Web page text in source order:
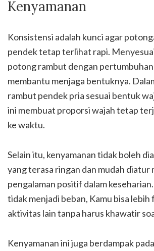
Kenyamanan
Konsistensi adalah kunci agar
pendek tetap terlihat rapi.
potong rambut dengan pertumbuhan
membantu menjaga bentuknya.
rambut pendek pria sesuai bentuk
ini membuat proporsi wajah tetap
ke waktu.
Selain itu, kenyamanan tidak boleh
yang terasa ringan dan mudah diatur
pengalaman positif dalam
tidak menjadi beban, Kamu bisa lebih
aktivitas lain tanpa harus khawatir
Kenyamanan ini juga berdampak